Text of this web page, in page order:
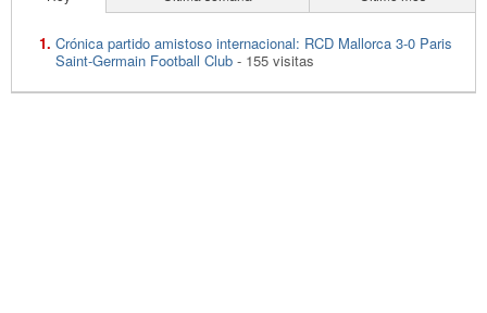
Crónica partido amistoso internacional: RCD Mallorca 3-0 Paris
Saint-Germain Football Club - 155 visitas